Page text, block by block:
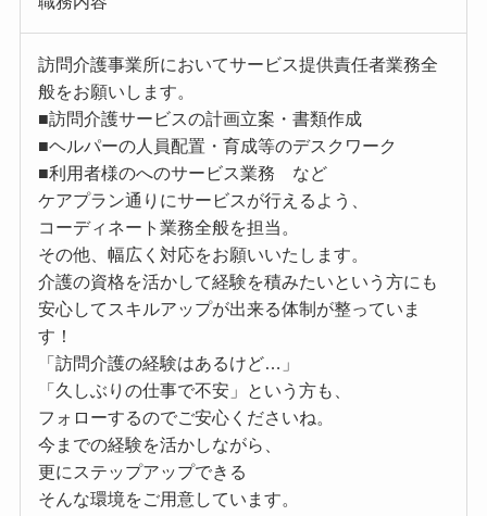
訪問介護事業所においてサービス提供責任者業務全
般をお願いします。
■訪問介護サービスの計画立案・書類作成
■ヘルパーの人員配置・育成等のデスクワーク
■利用者様のへのサービス業務 など
ケアプラン通りにサービスが行えるよう、
コーディネート業務全般を担当。
その他、幅広く対応をお願いいたします。
介護の資格を活かして経験を積みたいという方にも
安心してスキルアップが出来る体制が整っていま
す！
「訪問介護の経験はあるけど…」
「久しぶりの仕事で不安」という方も、
フォローするのでご安心くださいね。
今までの経験を活かしながら、
更にステップアップできる
そんな環境をご用意しています。